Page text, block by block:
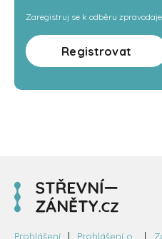
Zaregistruj se k odběru zpravodaje
Registrovat
Prohlášení Prohlášení o